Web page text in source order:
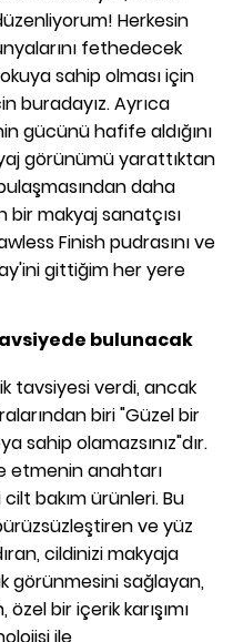
Herkesin
fethedecek
sahip olması için
buradayız. Ayrıca
gücünü hafife aldığını
görünümü yarattıktan
daha
makyaj sanatçısı
Finish pudrasını ve
gittiğim her yere
bulunacak
tavsiyesi verdi, ancak
biri "Güzel bir
sahip olamazsınız"dır.
etmenin anahtarı
bakım ürünleri. Bu
ve yüz
cildinizi makyaja
görünmesini sağlayan,
bir içerik karışımı
ile